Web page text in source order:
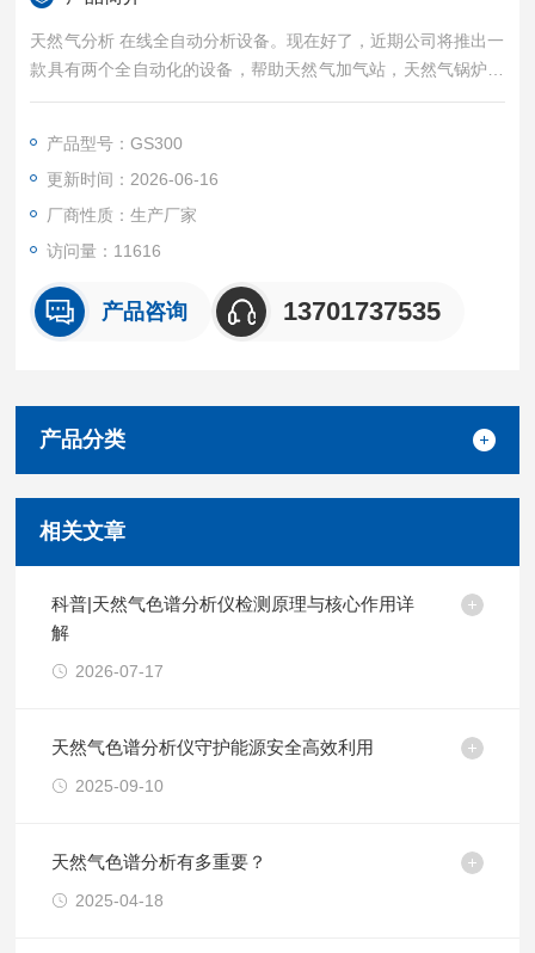
天然气分析 在线全自动分析设备。现在好了，近期公司将推出一
款具有两个全自动化的设备，帮助天然气加气站，天然气锅炉使
用单位等使用天然气的单位来对天然气的质量进行把控。
产品型号：GS300
更新时间：2026-06-16
厂商性质：生产厂家
访问量：11616
产品咨询 13701737535
产品分类
相关文章
科普|天然气色谱分析仪检测原理与核心作用详
解
2026-07-17
天然气色谱分析仪守护能源安全高效利用​
2025-09-10
天然气色谱分析有多重要？
2025-04-18